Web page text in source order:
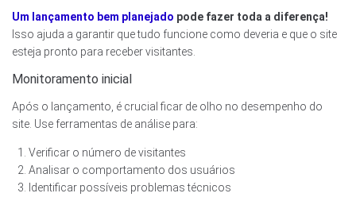
Um lançamento bem planejado pode fazer toda a diferença!
Isso ajuda a garantir que tudo funcione como deveria e que o site
esteja pronto para receber visitantes.
Monitoramento inicial
Após o lançamento, é crucial ficar de olho no desempenho do
site. Use ferramentas de análise para:
Verificar o número de visitantes
Analisar o comportamento dos usuários
Identificar possíveis problemas técnicos